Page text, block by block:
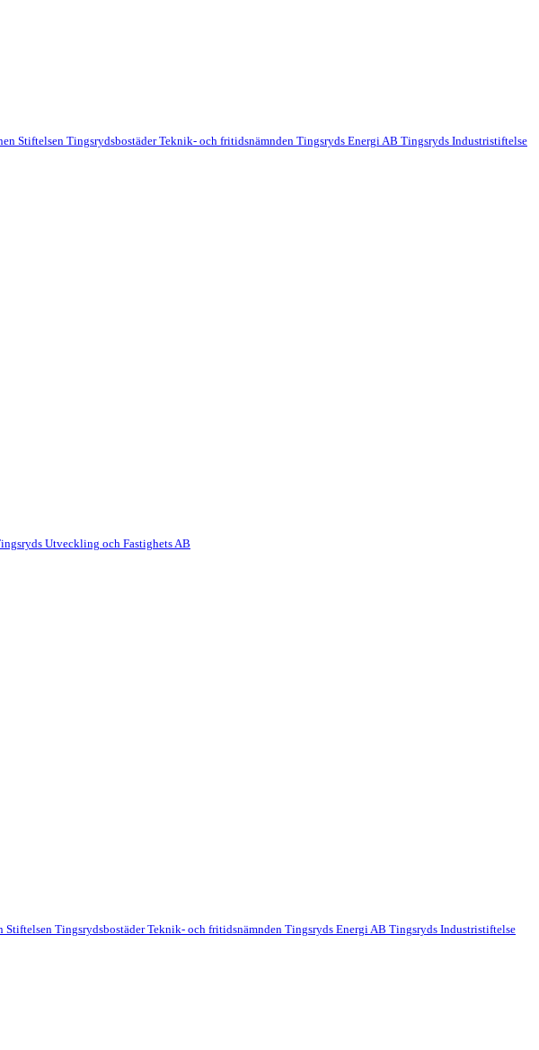
Stiftelsen TingsrydsbostäderTeknik- och fritidsnämnden Tingsryds Energi AB Tingsryds Industristiftelse
Utveckling och Fastighets AB
Stiftelsen TingsrydsbostäderTeknik- och fritidsnämnden Tingsryds Energi AB Tingsryds Industristiftelse